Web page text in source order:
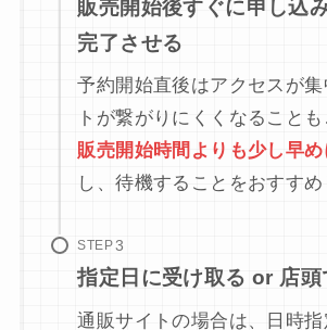
販売開始後すぐに申し込
完了させる
予約開始直後はアクセスが集
トが繋がりにくくなることも
販売開始時間よりも少し早
し、待機することをおすすめ
STEP
指定日に受け取る or 店頭
通販サイトの場合は、日時指